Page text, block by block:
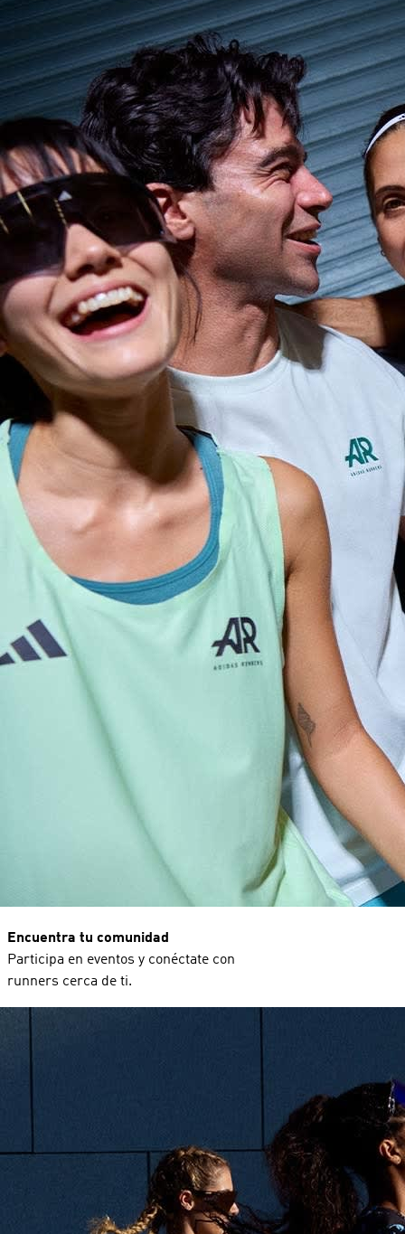
Encuentra tu comunidad
Participa en eventos y conéctate con
runners cerca de ti.